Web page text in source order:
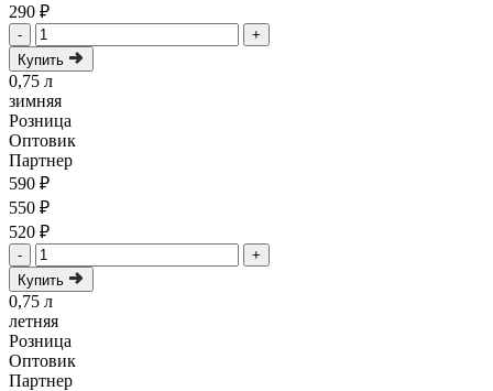
290 ₽
-
+
Купить
0,75 л
зимняя
Розница
Оптовик
Партнер
590 ₽
550 ₽
520 ₽
-
+
Купить
0,75 л
летняя
Розница
Оптовик
Партнер